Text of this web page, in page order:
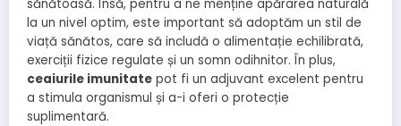
sănătoasă. Însă, pentru a ne menține apărarea naturală
la un nivel optim, este important să adoptăm un stil de
viață sănătos, care să includă o alimentație echilibrată,
exerciții fizice regulate și un somn odihnitor. În plus,
ceaiurile imunitate pot fi un adjuvant excelent pentru
a stimula organismul și a-i oferi o protecție
suplimentară.